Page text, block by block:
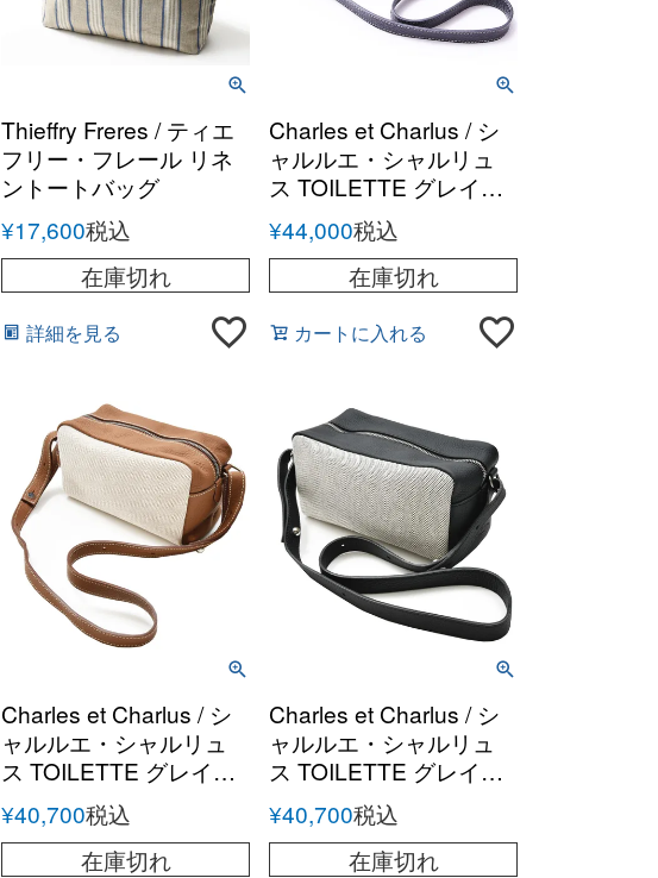
Thieffry Freres / ティエ
フリー・フレール リネ
ントートバッグ
¥17,600税込
在庫切れ
詳細を見る
Charles et Charlus / シ
ャルルエ・シャルリュ
ス TOILETTE グレイン
レザー ショルダーポー
チ
¥44,000税込
在庫切れ
カートに入れる
Charles et Charlus / シ
ャルルエ・シャルリュ
ス TOILETTE グレイン
レザー キャンバスコン
ビ ショルダーポーチ
¥40,700税込
在庫切れ
Charles et Charlus / シ
ャルルエ・シャルリュ
ス TOILETTE グレイン
レザー キャンバスコン
ビ ショルダーポーチ
¥40,700税込
在庫切れ